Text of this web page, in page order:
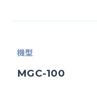
機型
MGC-100